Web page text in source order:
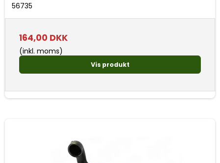
56735
164,00 DKK
(inkl. moms)
Vis produkt